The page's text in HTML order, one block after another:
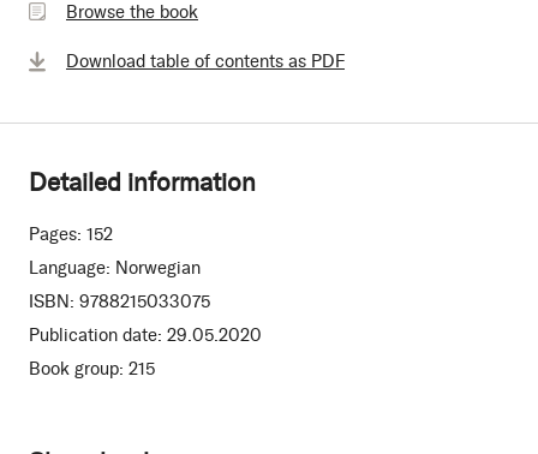
bookBrowse the book
Download table of contents as PDF
Detailed information
Pages: 152
Language: Norwegian
ISBN: 9788215033075
Publication date: 29.05.2020
Book group: 215